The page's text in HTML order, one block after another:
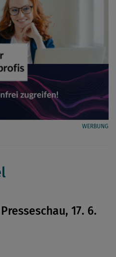
WERBUNG
17. 6.